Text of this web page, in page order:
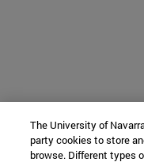
The University of
party cookies to store
browse. Different types